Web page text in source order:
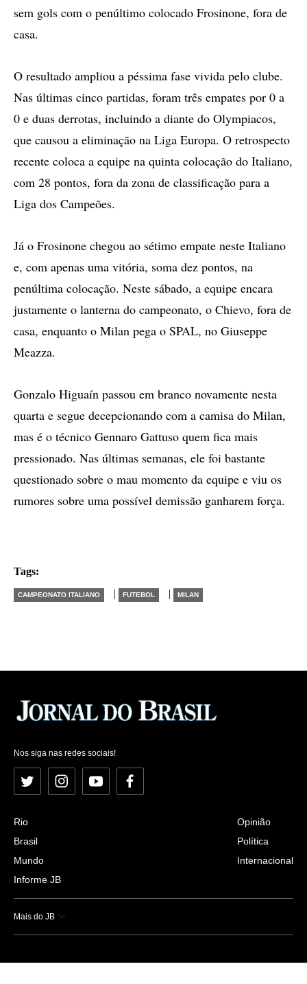
sem gols com o penúltimo colocado Frosinone, fora de
casa.
O resultado ampliou a péssima fase vivida pelo clube.
Nas últimas cinco partidas, foram três empates por 0 a
0 e duas derrotas, incluindo a diante do Olympiacos,
que causou a eliminação na Liga Europa. O retrospecto
recente coloca a equipe na quinta colocação do Italiano,
com 28 pontos, fora da zona de classificação para a
Liga dos Campeões.
Já o Frosinone chegou ao sétimo empate neste Italiano
e, com apenas uma vitória, soma dez pontos, na
penúltima colocação. Neste sábado, a equipe encara
justamente o lanterna do campeonato, o Chievo, fora de
casa, enquanto o Milan pega o SPAL, no Giuseppe
Meazza.
Gonzalo Higuaín passou em branco novamente nesta
quarta e segue decepcionando com a camisa do Milan,
mas é o técnico Gennaro Gattuso quem fica mais
pressionado. Nas últimas semanas, ele foi bastante
questionado sobre o mau momento da equipe e viu os
rumores sobre uma possível demissão ganharem força.
Tags:
CAMPEONATO ITALIANO | FUTEBOL | MILAN
Nos siga nas redes sociais!
Twitter InstagramYouTubeFacebook
Rio
Brasil
Mundo
Informe JB
Opinião
Política
Internacional
Mais do JB
Esportes